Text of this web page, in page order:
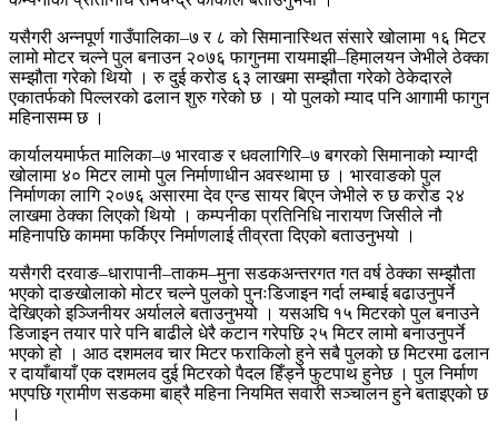
यसैगरी अन्नपूर्ण गाउँपालिका–७ र ८ को सिमानास्थित संसारे खोलामा १६ मिटर
लामो मोटर चल्ने पुल बनाउन २०७६ फागुनमा रायमाझी–हिमालयन जेभीले ठेक्का
सम्झौता गरेको थियो । रु दुई करोड ६३ लाखमा सम्झौता गरेको ठेकेदारले
एकातर्फको पिल्लरको ढलान शुरु गरेको छ । यो पुलको म्याद पनि आगामी फागुन
महिनासम्म छ ।
कार्यालयमार्फत मालिका–७ भारवाङ र धवलागिरि–७ बगरको सिमानाको म्याग्दी
खोलामा ४० मिटर लामो पुल निर्माणाधीन अवस्थामा छ । भारवाङको पुल
निर्माणका लागि २०७६ असारमा देव एन्ड सायर बिएन जेभीले रु छ करोड २४
लाखमा ठेक्का लिएको थियो । कम्पनीका प्रतिनिधि नारायण जिसीले नौ
महिनापछि काममा फर्किएर निर्माणलाई तीव्रता दिएको बताउनुभयो ।
यसैगरी दरवाङ–धारापानी–ताकम–मुना सडकअन्तरगत गत वर्ष ठेक्का सम्झौता
भएको दाङखोलाको मोटर चल्ने पुलको पुनःडिजाइन गर्दा लम्बाई बढाउनुपर्ने
देखिएको इञ्जिनीयर अर्यालले बताउनुभयो । यसअघि १५ मिटरको पुल बनाउने
डिजाइन तयार पारे पनि बाढीले धेरै कटान गरेपछि २५ मिटर लामो बनाउनुपर्ने
भएको हो । आठ दशमलव चार मिटर फराकिलो हुने सबै पुलको छ मिटरमा ढलान
र दायाँबायाँ एक दशमलव दुई मिटरको पैदल हिँड्ने फुटपाथ हुनेछ । पुल निर्माण
भएपछि ग्रामीण सडकमा बाह्रै महिना नियमित सवारी सञ्चालन हुने बताइएको छ
।